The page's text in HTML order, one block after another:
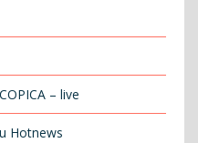
– live
Hotnews